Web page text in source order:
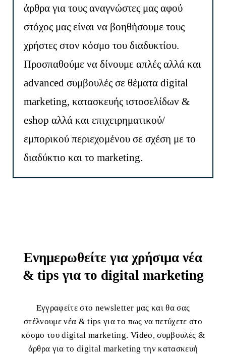
άρθρα για τους αναγνώστες μας αφού
στόχος μας είναι να βοηθήσουμε τους
χρήστες στον κόσμο του διαδυκτίου.
Προσπαθούμε να δίνουμε απλές αλλά και
advanced συμβουλές σε θέματα digital
marketing, κατασκευής ιστοσελίδων &
eshop αλλά και επιχειρηματικού/
εμπορικού περιεχομένου σε σχέση με το
διαδύκτιο και το marketing.
Ενημερωθείτε για χρήσιμα νέα
& tips για το digital marketing
Εγγραφείτε στο newsletter μας και θα σας
στέλνουμε νέα & tips για το πως να πετύχετε στο
κόσμο του digital marketing. Video, συμβουλές &
άρθρα για το digital marketing την κατασκευή